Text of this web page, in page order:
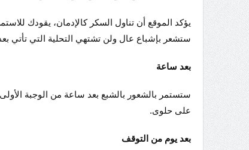
يؤكد الموقع أن تناول السكر كالإدمان، يقودك
ستشعر بإشباع عال ولن تشتهي التحلية التي تأتي
بعد ساعة
ستستمر بالشعور بالشبع بعد ساعة من الوجبة
على حلوى.
بعد يوم من التوقف